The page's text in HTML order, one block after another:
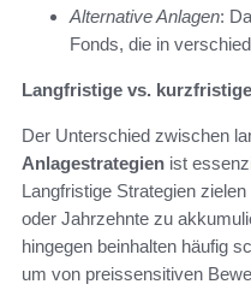
Alternative Anlagen:
Fonds, die in
Langfristige vs.
Der Unterschied zwischen
Anlagestrategien ist
Langfristige Strategien
oder Jahrzehnte zu
hingegen beinhalten häufig
um von preissensitiven